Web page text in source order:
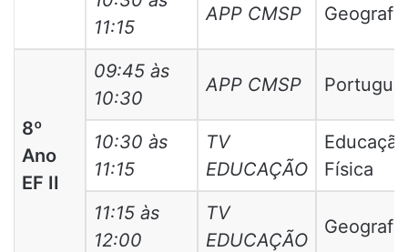
11:15
APP CMSP Geografia
8º
Ano
EF II
09:45 às
10:30
APP CMSP
10:30 às
11:15
TV
EDUCAÇÃO
Educação
Física
11:15 às
12:00
TV
EDUCAÇÃO
Geografia